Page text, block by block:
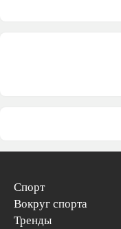
Спорт
Вокруг спорта
Тренды